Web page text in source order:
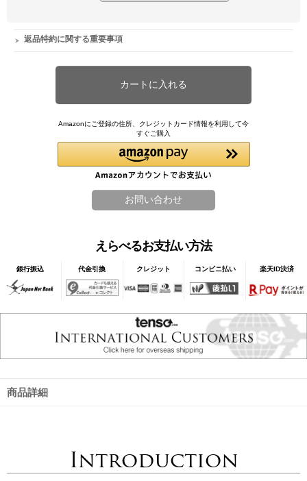
返品特約に関する重要事項
Amazonにご登録の住所、クレジットカード情報を利用して今
すぐご購入
えらべるお支払い方法
銀行振込 代金引換 クレジット コンビニ払い 楽天ID決済
商品詳細
Introduction